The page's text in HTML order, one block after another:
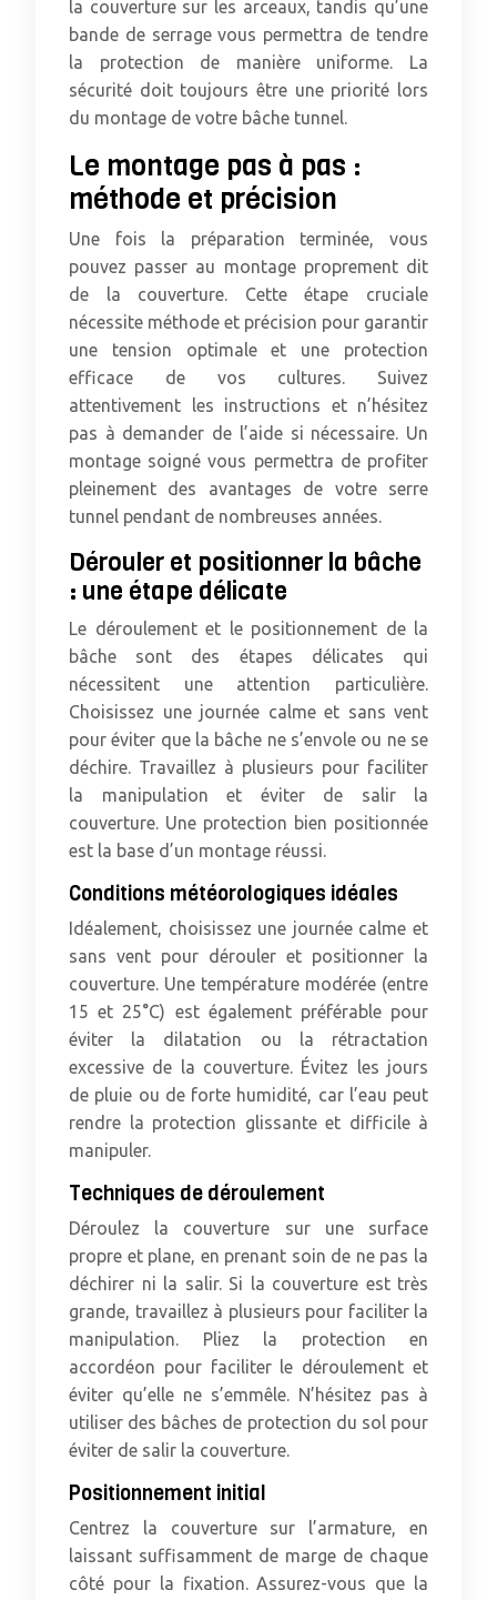
la couverture sur les arceaux, tandis qu’une
bande de serrage vous permettra de tendre
la protection de manière uniforme. La
sécurité doit toujours être une priorité lors
du montage de votre bâche tunnel.
Le montage pas à pas :
méthode et précision
Une fois la préparation terminée, vous
pouvez passer au montage proprement dit
de la couverture. Cette étape cruciale
nécessite méthode et précision pour garantir
une tension optimale et une protection
efficace de vos cultures. Suivez
attentivement les instructions et n’hésitez
pas à demander de l’aide si nécessaire. Un
montage soigné vous permettra de profiter
pleinement des avantages de votre serre
tunnel pendant de nombreuses années.
Dérouler et positionner la bâche
: une étape délicate
Le déroulement et le positionnement de la
bâche sont des étapes délicates qui
nécessitent une attention particulière.
Choisissez une journée calme et sans vent
pour éviter que la bâche ne s’envole ou ne se
déchire. Travaillez à plusieurs pour faciliter
la manipulation et éviter de salir la
couverture. Une protection bien positionnée
est la base d’un montage réussi.
Conditions météorologiques idéales
Idéalement, choisissez une journée calme et
sans vent pour dérouler et positionner la
couverture. Une température modérée (entre
15 et 25°C) est également préférable pour
éviter la dilatation ou la rétractation
excessive de la couverture. Évitez les jours
de pluie ou de forte humidité, car l’eau peut
rendre la protection glissante et difficile à
manipuler.
Techniques de déroulement
Déroulez la couverture sur une surface
propre et plane, en prenant soin de ne pas la
déchirer ni la salir. Si la couverture est très
grande, travaillez à plusieurs pour faciliter la
manipulation. Pliez la protection en
accordéon pour faciliter le déroulement et
éviter qu’elle ne s’emmêle. N’hésitez pas à
utiliser des bâches de protection du sol pour
éviter de salir la couverture.
Positionnement initial
Centrez la couverture sur l’armature, en
laissant suffisamment de marge de chaque
côté pour la fixation. Assurez-vous que la